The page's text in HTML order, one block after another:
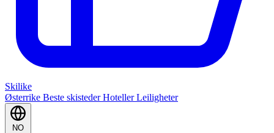
Skilike
Østerrike Beste skistederHotellerLeiligheter
NO